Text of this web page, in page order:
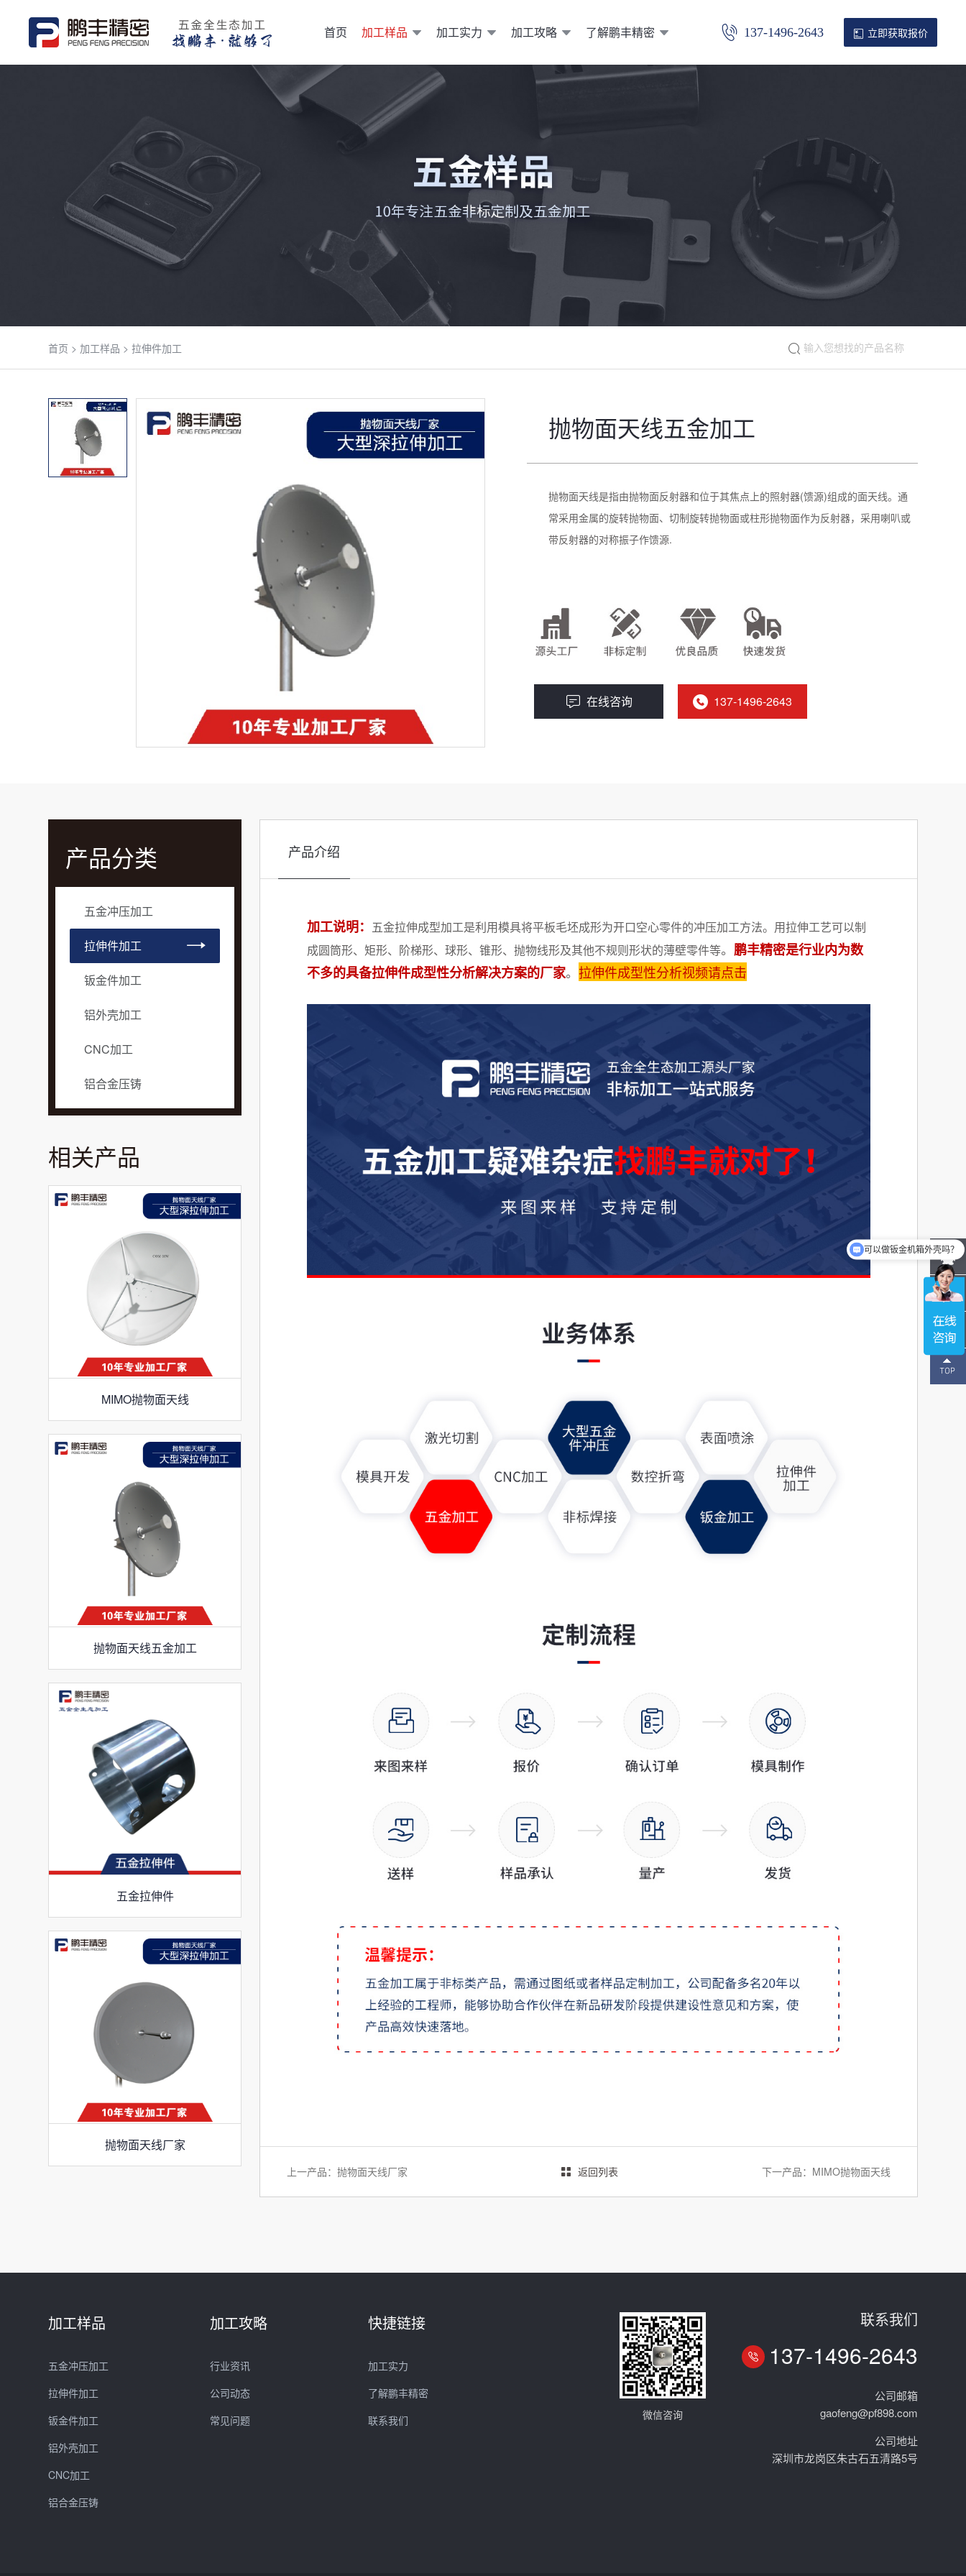
首页 加工样品 加工实力 加工攻略 了解鹏丰精密 137-1496-2643 立即获取报价
首页 >加工样品 >拉伸件加工
抛物面天线五金加工
抛物面天线是指由抛物面反射器和位于其焦点上的照射器(馈源)组成的面天线。通
常采用金属的旋转抛物面、切制旋转抛物面或柱形抛物面作为反射器，采用喇叭或
带反射器的对称振子作馈源.
在线咨询 137-1496-2643
产品分类
五金冲压加工
拉伸件加工
钣金件加工
铝外壳加工
CNC加工
铝合金压铸
相关产品
MIMO抛物面天线
抛物面天线五金加工
五金拉伸件
抛物面天线厂家
产品介绍
加工说明： 五金拉伸成型加工是利用模具将平板毛坯成形为开口空心零件的冲压加工方法。用拉伸工艺可以制
成圆筒形、矩形、阶梯形、球形、锥形、抛物线形及其他不规则形状的薄壁零件等。 鹏丰精密是行业内为数
不多的具备拉伸件成型性分析解决方案的厂家。 拉伸件成型性分析视频请点击
上一产品：抛物面天线厂家 返回列表 下一产品： MIMO抛物面天线
加工样品
五金冲压加工
拉伸件加工
钣金件加工
铝外壳加工
CNC加工
铝合金压铸
加工攻略
行业资讯
公司动态
常见问题
快捷链接
加工实力
了解鹏丰精密
联系我们
微信咨询
联系我们
137-1496-2643
公司邮箱
gaofeng@pf898.com
公司地址
深圳市龙岗区朱古石五清路5号
137-
可以做五金冲压件吗？